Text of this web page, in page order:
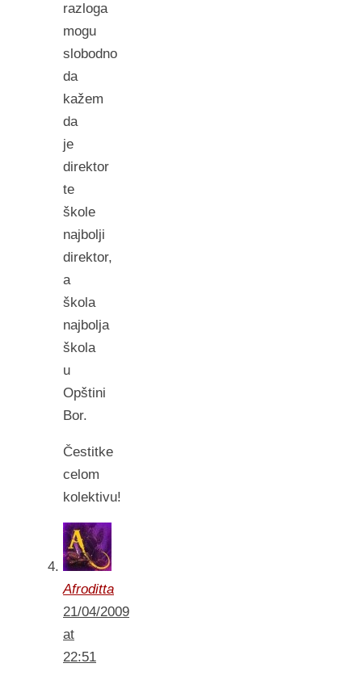
razloga
mogu
slobodno
da
kažem
da
je
direktor
te
škole
najbolji
direktor,
a
škola
najbolja
škola
u
Opštini
Bor.
Čestitke
celom
kolektivu!
Afroditta
21/04/2009
at
22:51